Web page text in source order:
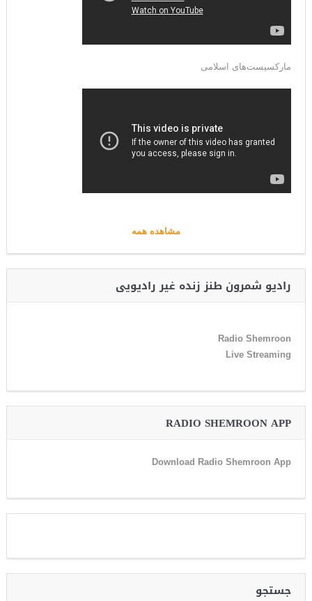
مارکسیست‌های اسلامی
مشاهده همه
رادیو شمرون طنز زنده غیر رادیویی
Radio Shemroon
Live Streaming
RADIO SHEMROON APP
Download Radio Shemroon App
جستجو